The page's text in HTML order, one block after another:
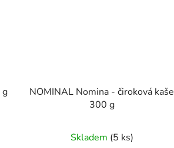
g
NOMINAL Nomina - čiroková kaše
300 g
Skladem (5 ks)